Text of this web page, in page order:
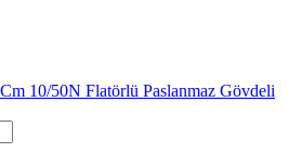
10/50N Flatörlü Paslanmaz Gövdeli